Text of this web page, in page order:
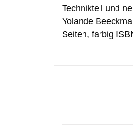
Technikteil und
Yolande
Seiten, farbig